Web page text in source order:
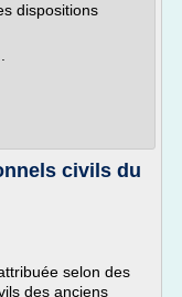
dispositions
civils du
selon des
des anciens